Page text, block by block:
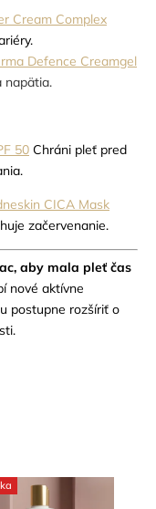
Cream Complex
Defence Creamgel
napätia.
50 Chráni pleť pred
CICA Mask
začervenanie.
aby mala pleť čas
nové aktívne
postupne rozšíriť o